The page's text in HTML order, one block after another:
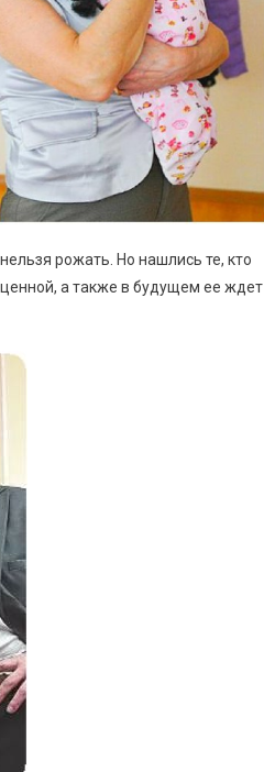
рожать. Но нашлись те, кто
а также в будущем ее ждет